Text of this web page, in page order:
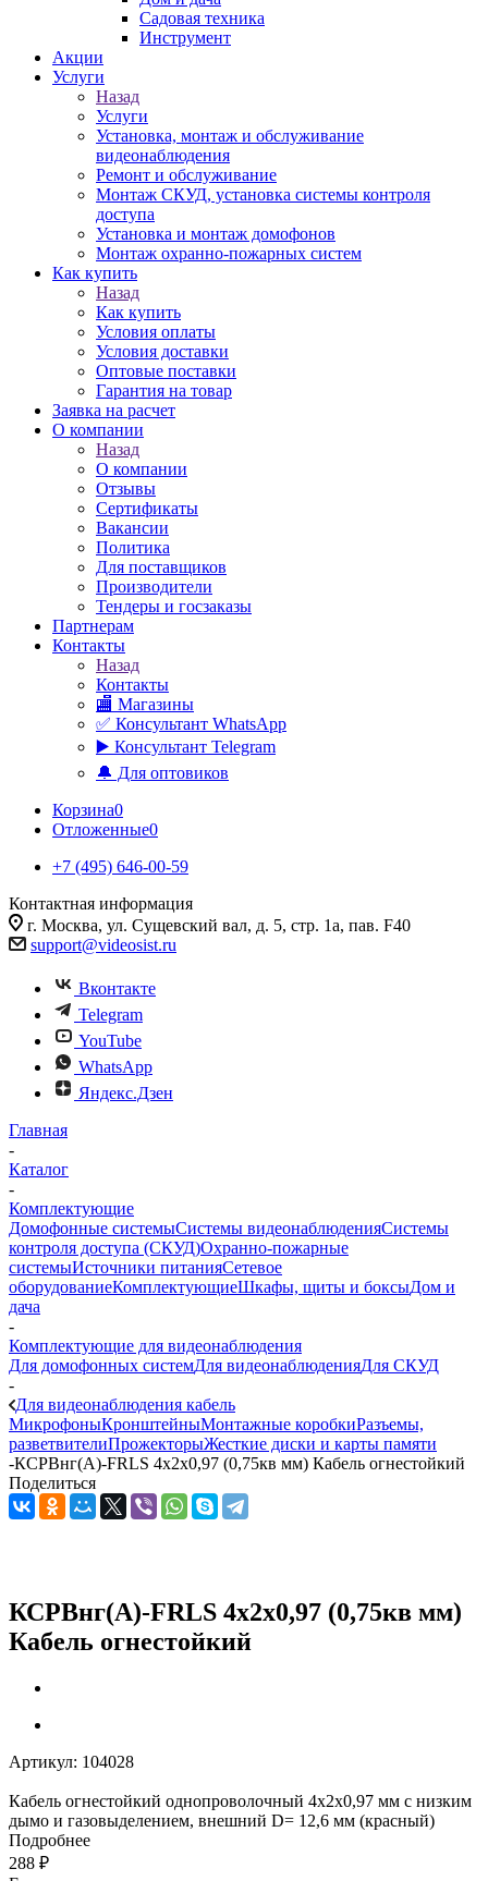
Садовая техника
Инструмент
Акции
Услуги
Назад
Услуги
Установка, монтаж и обслуживание
видеонаблюдения
Ремонт и обслуживание
Монтаж СКУД, установка системы контроля
доступа
Установка и монтаж домофонов
Монтаж охранно-пожарных систем
Как купить
Назад
Как купить
Условия оплаты
Условия доставки
Оптовые поставки
Гарантия на товар
Заявка на расчет
О компании
Назад
О компании
Отзывы
Сертификаты
Вакансии
Политика
Для поставщиков
Производители
Тендеры и госзаказы
Партнерам
Контакты
Назад
Контакты
🏬 Магазины
✅️ Консультант WhatsApp
▶️ Консультант Telegram
🔔 Для оптовиков
Корзина0
Отложенные0
+7 (495) 646-00-59
Контактная информация
г. Москва, ул. Сущевский вал, д. 5, стр. 1а, пав. F40
support@videosist.ru
Вконтакте
Telegram
YouTube
WhatsApp
Яндекс.Дзен
Главная
-
Каталог
-
Комплектующие
Домофонные системыСистемы видеонаблюденияСистемы
контроля доступа (СКУД)Охранно-пожарные
системыИсточники питанияСетевое
оборудованиеКомплектующиеШкафы, щиты и боксыДом и
дача
-
Комплектующие для видеонаблюдения
Для домофонных системДля видеонаблюденияДля СКУД
-
Для видеонаблюдения кабель
МикрофоныКронштейныМонтажные коробкиРазъемы,
разветвителиПрожекторыЖесткие диски и карты памяти
-КСРВнг(А)-FRLS 4х2х0,97 (0,75кв мм) Кабель огнестойкий
Поделиться
КСРВнг(А)-FRLS 4х2х0,97 (0,75кв мм)
Кабель огнестойкий
Артикул: 104028
Кабель огнестойкий однопроволочный 4х2х0,97 мм с низким
дымо и газовыделением, внешний D= 12,6 мм (красный)
Подробнее
288 ₽